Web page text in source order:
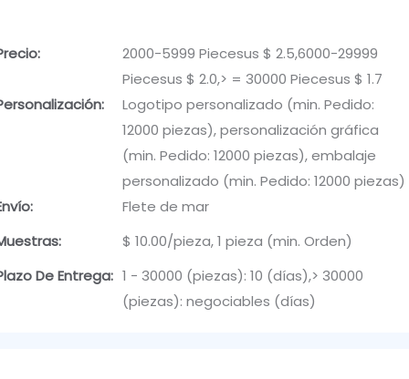
2000-5999 Piecesus $ 2.5,6000-29999
Piecesus $ 2.0,> = 30000 Piecesus $ 1.7
Logotipo personalizado (min. Pedido:
12000 piezas), personalización gráfica
(min. Pedido: 12000 piezas), embalaje
personalizado (min. Pedido: 12000 piezas)
Flete de mar
$ 10.00/pieza, 1 pieza (min. Orden)
De Entrega: 1 - 30000 (piezas): 10 (días),> 30000
(piezas): negociables (días)